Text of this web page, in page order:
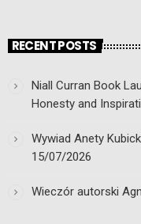
RECENT POSTS
Niall Curran Book
Honesty and
Wywiad Anety
15/07/2026
Wieczór autorski